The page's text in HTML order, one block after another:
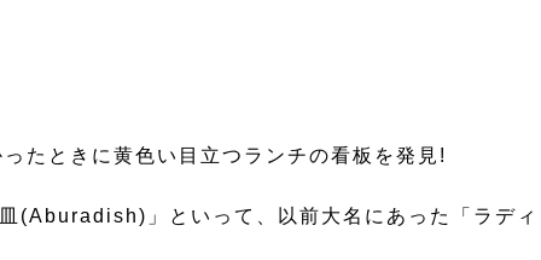
たときに黄色い目立つランチの看板を発見!
(Aburadish)」といって、以前大名にあった「ラディ